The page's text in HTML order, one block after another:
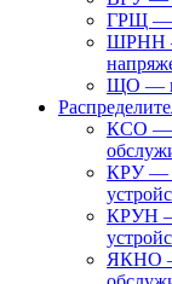
ГРЩ —
ШРНН —
ЩО —
КСО —
КРУ —
КРУН —
ЯКНО —